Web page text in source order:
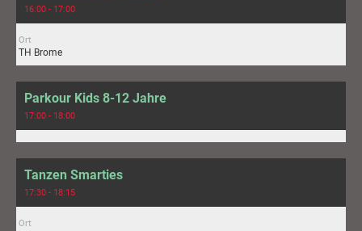
16:00 - 17:00
Ort
TH Brome
Parkour Kids 8-12 Jahre
17:00 - 18:00
Tanzen Smarties
17:30 - 18:15
Ort